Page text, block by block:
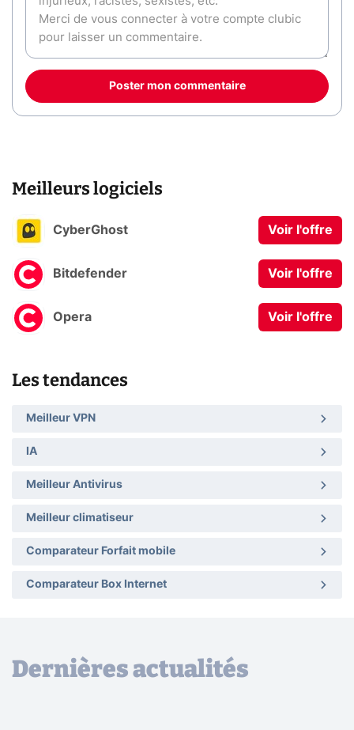
Poster mon commentaire
Meilleurs logiciels
CyberGhost Voir l'offre
Bitdefender Voir l'offre
Opera Voir l'offre
Les tendances
Meilleur VPN
IA
Meilleur Antivirus
Meilleur climatiseur
Comparateur Forfait mobile
Comparateur Box Internet
Dernières actualités